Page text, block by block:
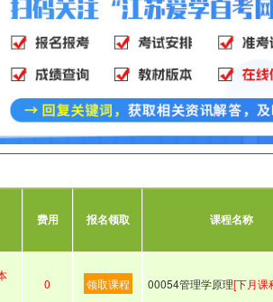
费用 报名领取 课程名称
0 领取课程 00054管理学原理[下月课